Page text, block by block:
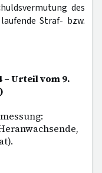
des
Straf- bzw.
– Urteil vom 9.